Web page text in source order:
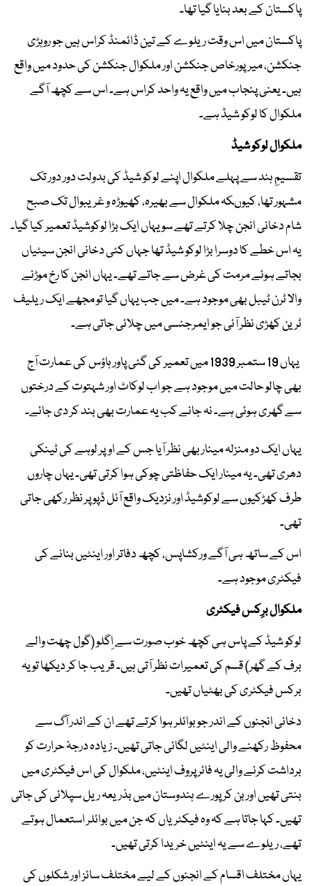
پاکستان کے بعد بنایا گیا تھا۔
پاکستان میں اس وقت ریلوے کے تین ڈائمنڈ کراس ہیں جو روہڑی
جنکشن، میرپورخاص جنکشن اور ملکوال جنکشن کی حدود میں واقع
ہیں۔ یعنی پنجاب میں واقع یہ واحد کراس ہے۔ اس سے کچھ آگے
ملکوال کا لوکو شیڈ ہے۔
ملکوال لوکو شیڈ
تقسیمِ ہند سے پہلے ملکوال اپنے لوکو شیڈ کی بدولت دور دور تک
مشہور تھا، کیوںکہ ملکوال سے بھیرہ، کھیوڑہ و غریبوال تک صبح
شام دخانی انجن چلا کرتے تھے سو یہاں ایک بڑا لوکوشیڈ تعمیر کیا گیا۔
یہ اس خطے کا دوسرا بڑا لوکو شیڈ تھا جہاں کئی دخانی انجن سیٹیاں
بجاتے ہوئے مرمت کی غرض سے جاتے تھے۔ یہاں انجن کا رخ موڑنے
والا ٹرن ٹیبل بھی موجود ہے۔ میں جب یہاں گیا تو مجھے ایک ریلیف
ٹرین کھڑی نظر آئی جو ایمرجنسی میں چلائی جاتی ہے۔
یہاں 19 ستمبر 1939 میں تعمیر کی گئی پاور ہاؤس کی عمارت آج
بھی چالو حالت میں موجود ہے جو اب لوکاٹ اور شہتوت کے درختوں
سے گھری ہوئی ہے۔ نہ جانے کب یہ عمارت بھی بند کر دی جائے۔
یہاں ایک دو منزلہ مینار بھی نظر آیا جس کے اوپر لوہے کی ٹینکی
دھری تھی۔ یہ مینار ایک حفاظتی چوکی ہوا کرتی تھی۔ یہاں چاروں
طرف کھڑکیوں سے لوکوشیڈ اور نزدیک واقع آئل ڈپو پر نظر رکھی جاتی
تھی۔
اس کے ساتھ ہی آگے ورکشاپس، کچھ دفاتر اور اینٹیں بنانے کی
فیکٹری موجود ہے۔
ملکوال برِکس فیکٹری
لوکو شیڈ کے پاس ہی کچھ خوب صورت سے اِگلو (گول چھت والے
برف کے گھر) قسم کی تعمیرات نظر آتی ہیں۔ قریب جا کر دیکھا تو یہ
برکس فیکٹری کی بھٹیاں تھیں۔
دخانی انجنوں کے اندر جو بوائلر ہوا کرتے تھے ان کے اندر آگ سے
محفوظ رکھنے والی اینٹیں لگائی جاتی تھیں۔ زیادہ درجۂ حرارت کو
برداشت کرنے والی یہ فائر پروف اینٹیں، ملکوال کی اس فیکٹری میں
بنتی تھیں اور بن کر پورے ہندوستان میں بذریعہ ریل سپلائی کی جاتی
تھیں۔ کہا جاتا ہے کہ وہ فیکٹریاں کہ جن میں بوائلر استعمال ہوتے
تھے، ریلوے سے یہ اینٹیں خریدا کرتی تھیں۔
یہاں مختلف اقسام کے انجنوں کے لیے مختلف سائز اور شکلوں کی